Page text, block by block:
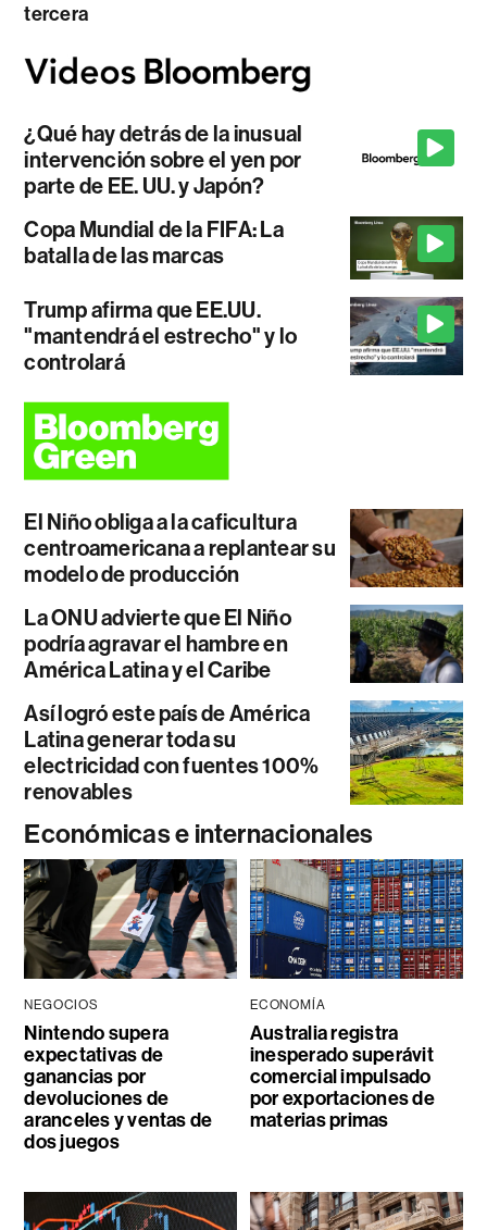
tercera
¿Qué hay detrás de la inusual
intervención sobre el yen por
parte de EE. UU. y Japón?
Copa Mundial de la FIFA: La
batalla de las marcas
Trump afirma que EE.UU.
"mantendrá el estrecho" y lo
controlará
El Niño obliga a la caficultura
centroamericana a replantear su
modelo de producción
La ONU advierte que El Niño
podría agravar el hambre en
América Latina y el Caribe
Así logró este país de América
Latina generar toda su
electricidad con fuentes 100%
renovables
Económicas e internacionales
NEGOCIOS
Nintendo supera
expectativas de
ganancias por
devoluciones de
aranceles y ventas de
dos juegos
ECONOMÍA
Australia registra
inesperado superávit
comercial impulsado
por exportaciones de
materias primas